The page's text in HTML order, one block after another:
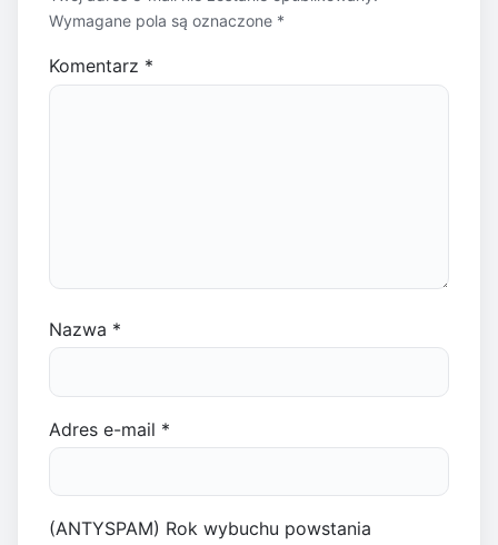
Wymagane pola są oznaczone *
Komentarz *
Nazwa *
Adres e-mail *
(ANTYSPAM) Rok wybuchu powstania